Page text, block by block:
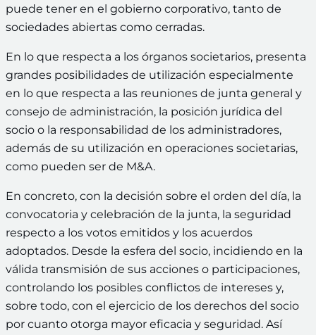
puede tener en el gobierno corporativo, tanto de
sociedades abiertas como cerradas.
En lo que respecta a los órganos societarios, presenta
grandes posibilidades de utilización especialmente
en lo que respecta a las reuniones de junta general y
consejo de administración, la posición jurídica del
socio o la responsabilidad de los administradores,
además de su utilización en operaciones societarias,
como pueden ser de M&A.
En concreto, con la decisión sobre el orden del día, la
convocatoria y celebración de la junta, la seguridad
respecto a los votos emitidos y los acuerdos
adoptados. Desde la esfera del socio, incidiendo en la
válida transmisión de sus acciones o participaciones,
controlando los posibles conflictos de intereses y,
sobre todo, con el ejercicio de los derechos del socio
por cuanto otorga mayor eficacia y seguridad. Así